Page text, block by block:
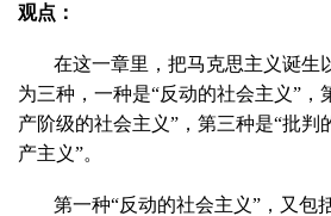
观点：
在这一章里，把马克思主义诞生
为三种，一种是“反动的社会主义”，
产阶级的社会主义”，第三种是“批判
产主义”。
第一种“反动的社会主义”，又包